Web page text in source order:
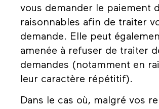
vous demander le paiement
raisonnables afin de traiter
demande. Elle peut
amenée à refuser de traiter
demandes (notamment en
leur caractère répétitif).
Dans le cas où, malgré vos